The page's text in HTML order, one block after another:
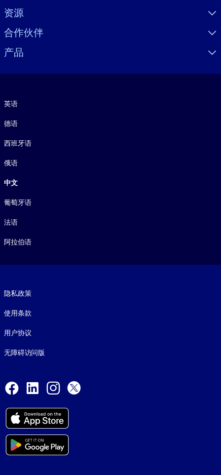
资源
合作伙伴
产品
英语
德语
西班牙语
俄语
中文
葡萄牙语
法语
阿拉伯语
隐私政策
使用条款
用户协议
无障碍访问版
Facebook
LinkedInInstagram